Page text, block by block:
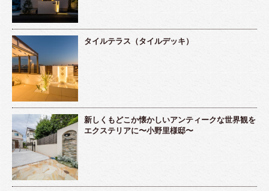
タイルテラス（タイルデッキ）
新しくもどこか懐かしいアンティークな世界観を
エクステリアに〜小野里様邸〜